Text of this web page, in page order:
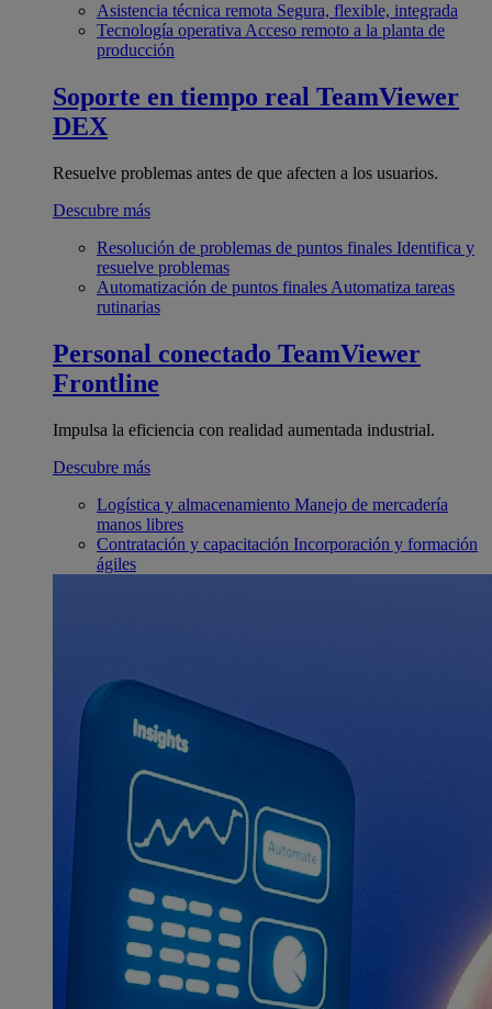
Asistencia técnica remota Segura, flexible, integrada
Tecnología operativa Acceso remoto a la planta de
producción
Soporte en tiempo real TeamViewer
DEX
Resuelve problemas antes de que afecten a los usuarios.
Descubre más
Resolución de problemas de puntos finales Identifica y
resuelve problemas
Automatización de puntos finales Automatiza tareas
rutinarias
Personal conectado TeamViewer
Frontline
Impulsa la eficiencia con realidad aumentada industrial.
Descubre más
Logística y almacenamiento Manejo de mercadería
manos libres
Contratación y capacitación Incorporación y formación
ágiles